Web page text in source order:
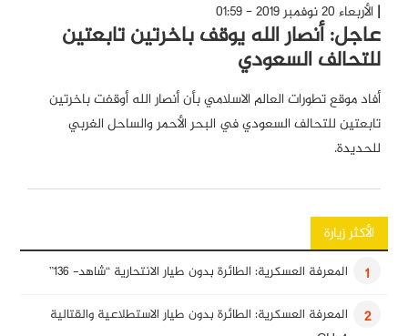
الأربعاء 20 نوفمبر 2019 - 01:59
عاجل: أنصار الله يوقف باخرتين تابعتين
للتحالف السعودي
أفاد موقع تطورات العالم الاسلامي بأن أنصار الله أوقفت باخرتين
تابعتين للتحالف السعودي في البحر الأحمر والساحل الغربي
للحديدة.
الأكثر زيارة
1
المعرفة العسكرية: الطائرة بدون طيار الانتحارية “شاهد- 136”
2
المعرفة العسكرية: الطائرة بدون طيار الاستطلاعية والقتالية